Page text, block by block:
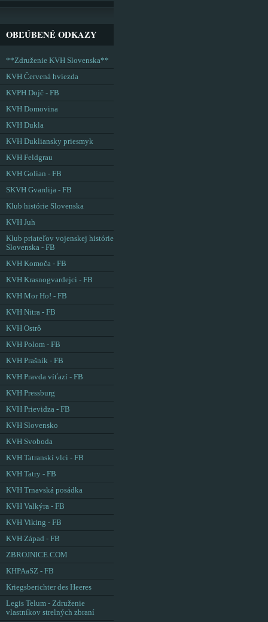
OBĽÚBENÉ ODKAZY
**Združenie KVH Slovenska**
KVH Červená hviezda
KVPH Dojč - FB
KVH Domovina
KVH Dukla
KVH Dukliansky priesmyk
KVH Feldgrau
KVH Golian - FB
SKVH Gvardija - FB
Klub histórie Slovenska
KVH Juh
Klub priateľov vojenskej histórie
Slovenska - FB
KVH Komoča - FB
KVH Krasnogvardejci - FB
KVH Mor Ho! - FB
KVH Nitra - FB
KVH Ostrô
KVH Polom - FB
KVH Prašník - FB
KVH Pravda víťazí - FB
KVH Pressburg
KVH Prievidza - FB
KVH Slovensko
KVH Svoboda
KVH Tatranskí vlci - FB
KVH Tatry - FB
KVH Trnavská posádka
KVH Valkýra - FB
KVH Viking - FB
KVH Západ - FB
ZBROJNICE.COM
KHPAaSZ - FB
Kriegsberichter des Heeres
Legis Telum - Združenie
vlastníkov strelných zbraní